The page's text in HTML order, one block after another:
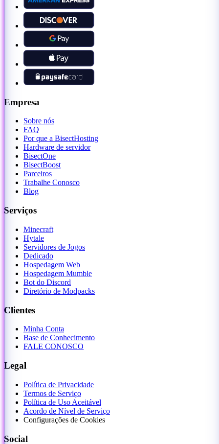
Empresa
Sobre nós
FAQ
Por que a BisectHosting
Hardware de servidor
BisectOne
BisectBoost
Parceiros
Trabalhe Conosco
Blog
Serviços
Minecraft
Hytale
Servidores de Jogos
Dedicado
Hospedagem Web
Hospedagem Mumble
Bot do Discord
Diretório de Modpacks
Clientes
Minha Conta
Base de Conhecimento
FALE CONOSCO
Legal
Política de Privacidade
Termos de Serviço
Política de Uso Aceitável
Acordo de Nível de Serviço
Configurações de Cookies
Social